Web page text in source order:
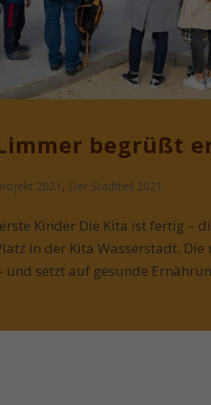
begrüßt
2021 , Der Stadtteil 2021
Kinder Die Kita ist fertig –
in der Kita Wasserstadt.
setzt auf gesunde